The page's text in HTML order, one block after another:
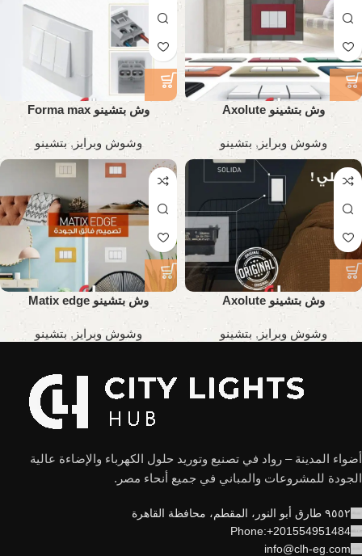
وش بتشينو Axolute
وشوش وبرايز , بتشينو
وش بتشينو Forma max
وشوش وبرايز ,بتشينو
وش بتشينو Axolute
وشوش وبرايز , بتشينو
وش بتشينو Matix edge
وشوش وبرايز , بتشينو
أضواء المدينة – رواد في تصنيع وتوريد حلول الكهرباء والإضاءة عالية
الجودة للمشروعات والمباني في جميع أنحاء مصر.
٩٥٥٢ طارق أبو النور، المقطم، محافظة القاهرة
Phone:+201554951484
info@clh-eg.com